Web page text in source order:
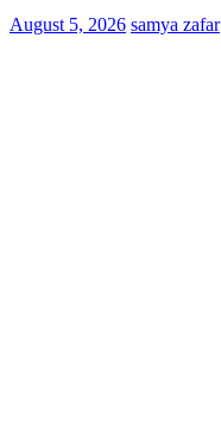
August 5, 2026 samya zafar